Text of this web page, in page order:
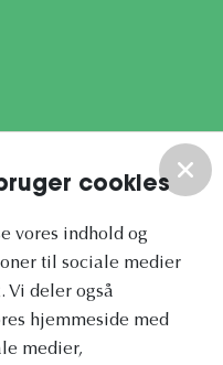
cookies
vores indhold og
til sociale medier
Vi deler også
hjemmeside med
medier,